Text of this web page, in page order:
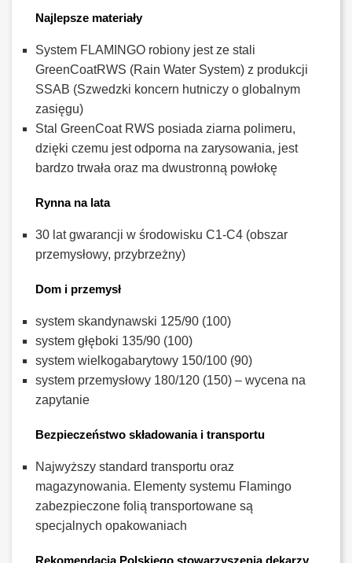
Najlepsze materiały
System FLAMINGO robiony jest ze stali
GreenCoatRWS (Rain Water System) z produkcji
SSAB (Szwedzki koncern hutniczy o globalnym
zasięgu)
Stal GreenCoat RWS posiada ziarna polimeru,
dzięki czemu jest odporna na zarysowania, jest
bardzo trwała oraz ma dwustronną powłokę
Rynna na lata
30 lat gwarancji w środowisku C1-C4 (obszar
przemysłowy, przybrzeżny)
Dom i przemysł
system skandynawski 125/90 (100)
system głęboki 135/90 (100)
system wielkogabarytowy 150/100 (90)
system przemysłowy 180/120 (150) – wycena na
zapytanie
Bezpieczeństwo składowania i transportu
Najwyższy standard transportu oraz
magazynowania. Elementy systemu Flamingo
zabezpieczone folią transportowane są
specjalnych opakowaniach
Rekomendacja Polskiego stowarzyszenia dekarzy